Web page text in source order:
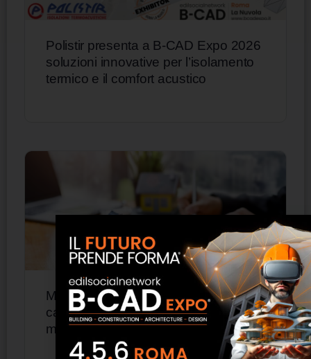
Polistir presenta a B-CAD Expo 2026
soluzioni innovative per l’isolamento
termico e il comfort acustico
Mutui ipotecari 2025: cresce il
capitale erogato, calano i tassi. Il
mercato torna a correre